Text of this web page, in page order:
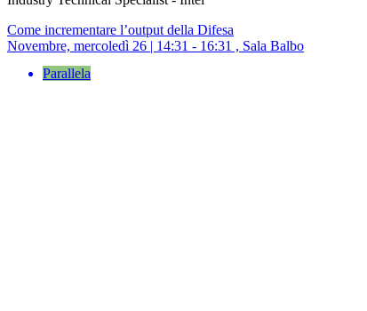
Come incrementare l’output della Difesa
Novembre, mercoledì 26 | 14:31 - 16:31 , Sala Balbo
Parallela